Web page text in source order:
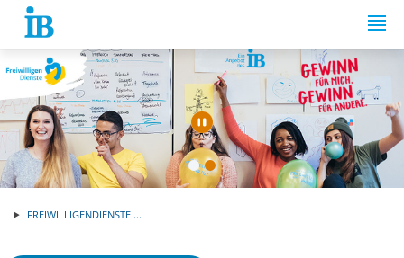
Springe zum Inhalt
Automatische
FREIWILLIGENDIENSTE ...